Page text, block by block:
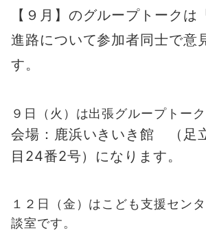
【９月】のグループトークは
進路について参加者同士で意
す。
９日（火）は出張グループトーク
会場：鹿浜いきいき館 （ 足
目24番2号） になります。
１２日（金）はこども支援セン
談室です。